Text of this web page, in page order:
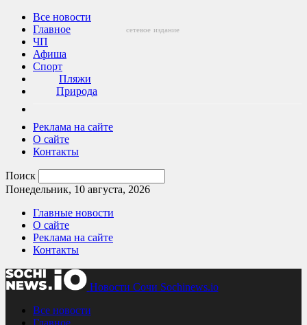
Все новости
Главное
ЧП
Афиша
Спорт
Пляжи
Природа
Реклама на сайте
О сайте
Контакты
Поиск
Понедельник, 10 августа, 2026
Главные новости
О сайте
Реклама на сайте
Контакты
Новости Сочи Sochinews.io
сетевое издание
Все новости
Главное